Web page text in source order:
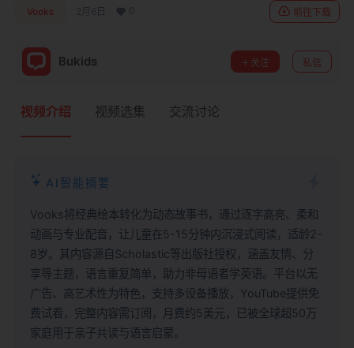
Vooks 2月6日 前往下载
Bukids 关注 私信
视频介绍 视频选集 交流讨论
AI智能摘要
Vooks将经典绘本转化为动态故事书，通过逐字高亮、柔和
动画与专业配音，让儿童在5-15分钟内沉浸式阅读，适龄2-
8岁。其内容源自Scholastic等出版社授权，涵盖友情、分
享等主题，语言重复简单，助力非母语者学英语。平台以无
广告、高艺术性为特色，支持多设备播放，YouTube提供免
费试看，完整内容需订阅，月费约5美元，已被全球超50万
家庭用于亲子共读与语言启蒙。